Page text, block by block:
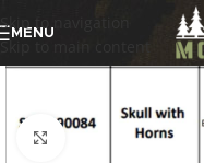
Skip to navigation
Skip to main content
MENU
Click to enlarge